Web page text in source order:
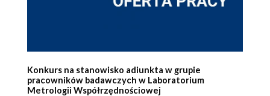
Konkurs na stanowisko adiunkta w grupie
pracowników badawczych w Laboratorium
Metrologii Współrzędnościowej